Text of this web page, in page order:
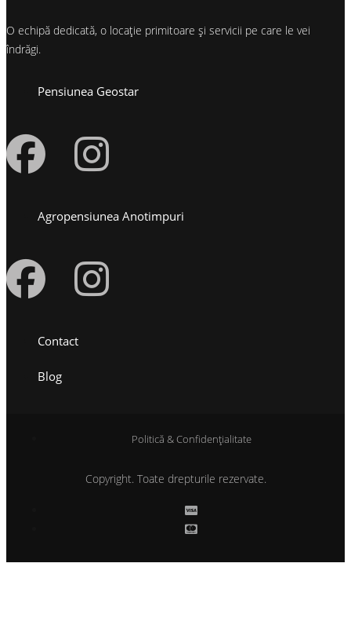
O echipă dedicată, o locație primitoare și servicii pe care le vei
îndrăgi.
Pensiunea Geostar
Agropensiunea Anotimpuri
Contact
Blog
Politică & Confidențialitate
Copyright. Toate drepturile rezervate.